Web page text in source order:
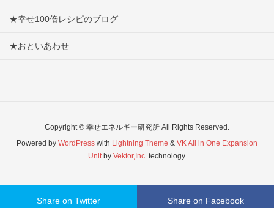
★幸せ100倍レシピのブログ
★おといあわせ
Copyright © 幸せエネルギー研究所 All Rights Reserved.
Powered by WordPress with Lightning Theme & VK All in One Expansion
Unitby Vektor,Inc.technology.
Share on Twitter Share on Facebook